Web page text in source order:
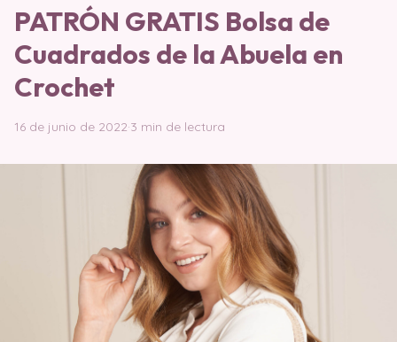
PATRÓN GRATIS Bolsa de
Cuadrados de la Abuela en
Crochet
16 de junio de 2022·3 min de lectura